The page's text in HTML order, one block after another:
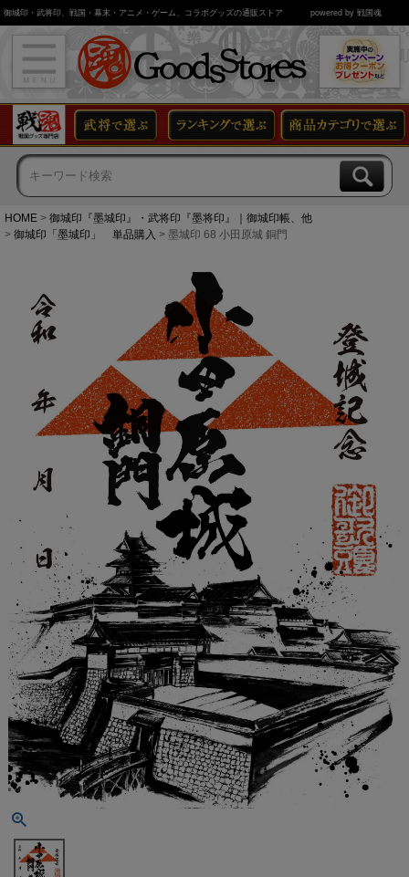
御城印・武将印、戦国・幕末・アニメ・ゲーム、コラボグッズの通販ストア powered by 戦国魂
HOME
御城印『墨城印』・武将印『墨将印』｜御城印帳、他
御城印「墨城印」 単品購入
墨城印 68 小田原城 銅門